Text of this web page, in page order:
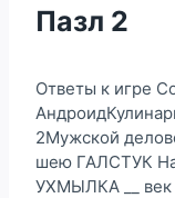
Пазл 2
Ответы к игре
2Мужской
шею ГАЛСТУК
УХМЫЛКА __ век